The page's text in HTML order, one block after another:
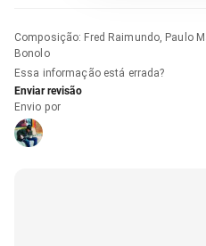
Composição: Fred Raimundo, Paulo
Bonolo
Essa informação está errada?
Enviar revisão
Envio por